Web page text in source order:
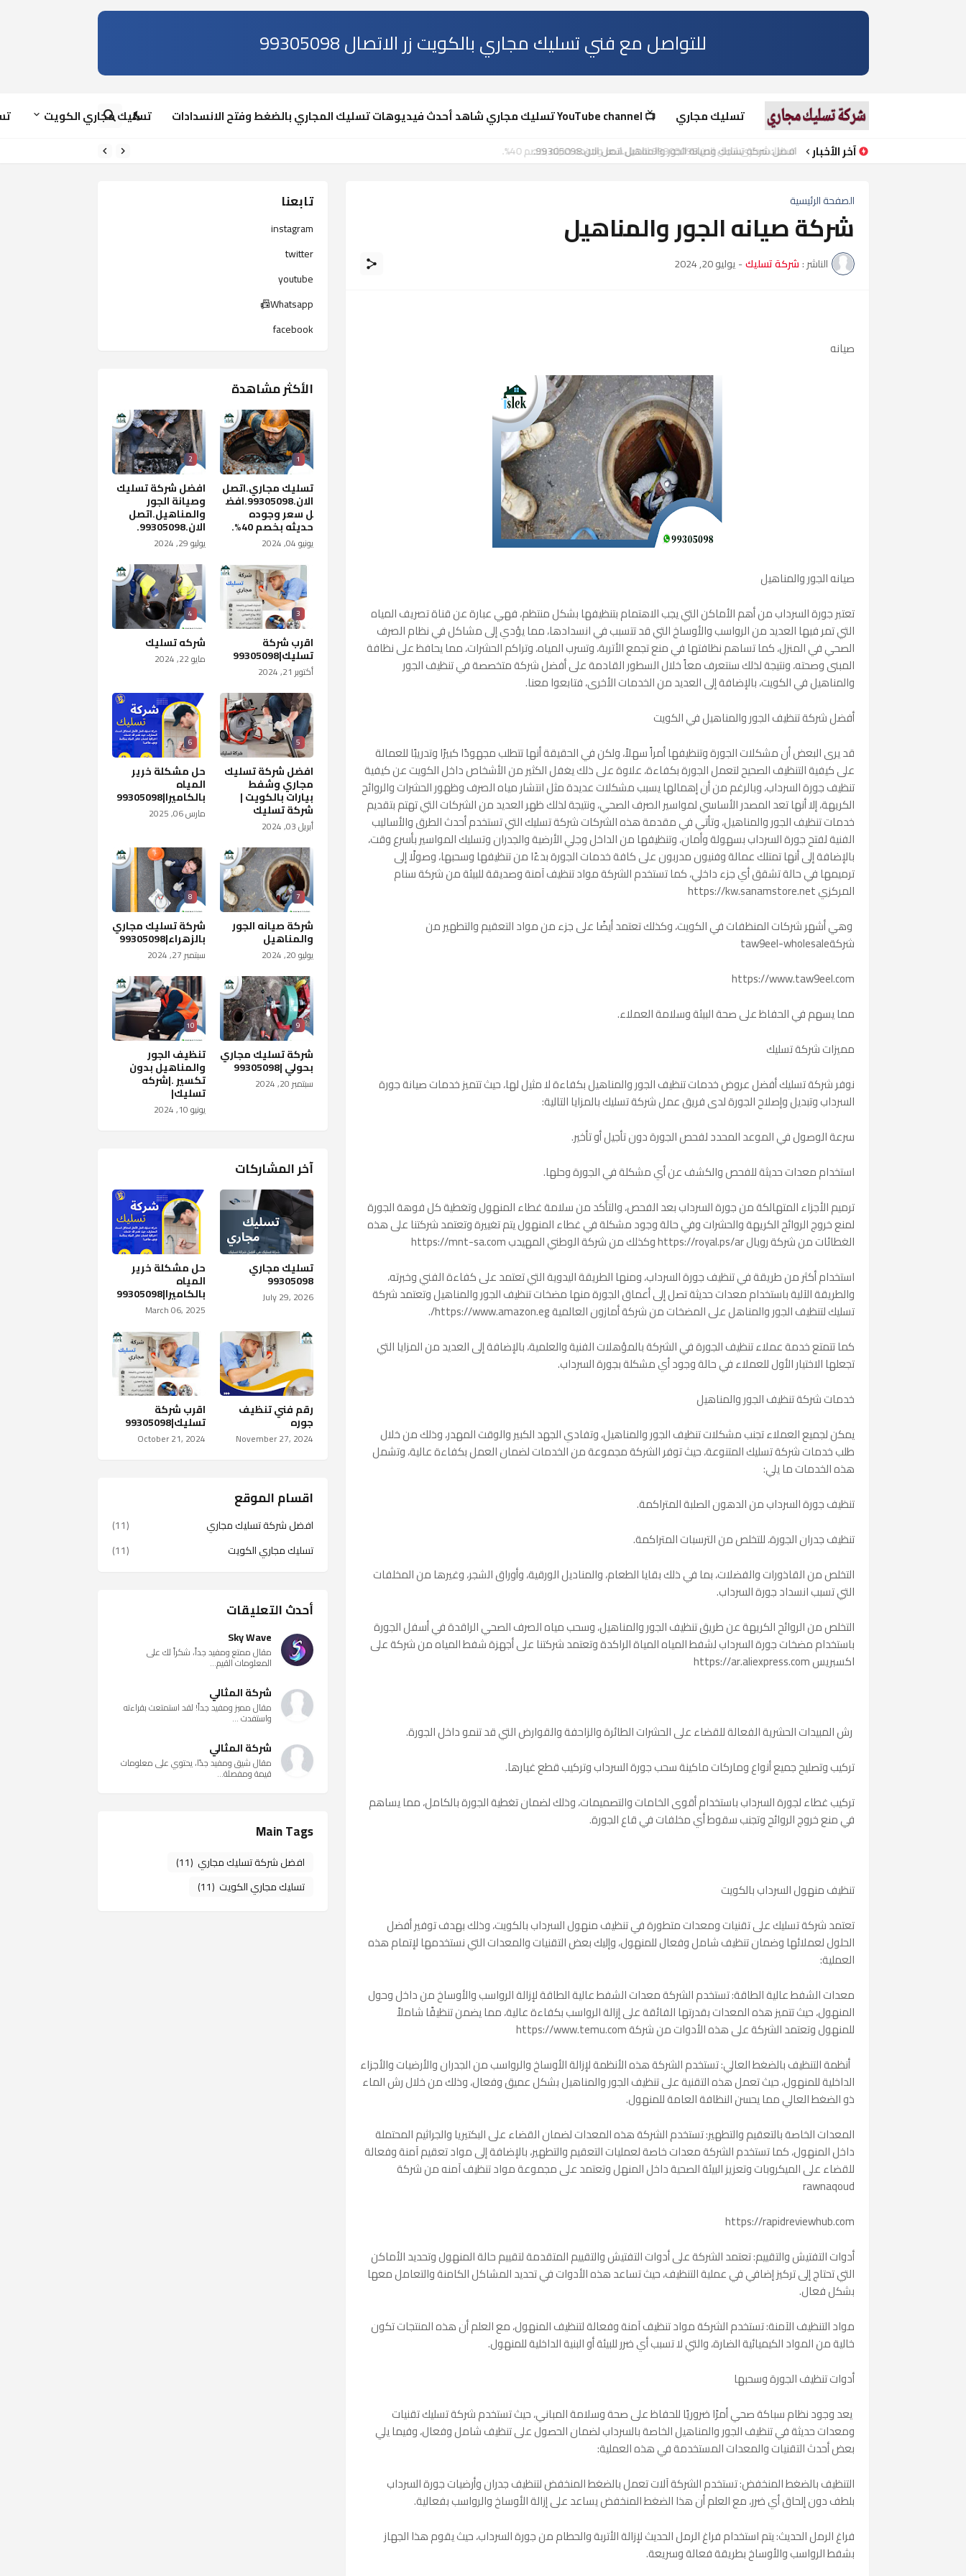
للتواصل مع فني تسليك مجاري بالكويت زر الاتصال 99305098
تسليك مجاري 📺 YouTube channel تسليك مجاري شاهد أحدث فيديوهات تسليك المجاري بالضغط وفتح الانسدادات تسليك مجاري الكويت
آخر الأخبار
افضل شركة تسليك وصيانة الجور والمناهيل.اتصل الان.99305098.
الصفحة الرئيسية
شركة صيانه الجور والمناهيل
الناشر : شركة تسليك- يوليو 20, 2024
صيانه
صيانه الجور والمناهيل
تعتبر جورة السرداب من أهم الأماكن التي يجب الاهتمام بتنظيفها بشكل منتظم، فهي عبارة عن قناة تصريف المياه
التي تمر فيها العديد من الرواسب والأوساخ التي قد تتسبب في انسدادها، مما يؤدي إلى مشاكل في نظام الصرف
الصحي في المنزل، كما تساهم نظافتها في منع تجمع الأتربة، وتسرب المياه، وتراكم الحشرات، مما يحافظ على نظافة
المبنى وصحته، ونتيجة لذلك سنتعرف معاً خلال السطور القادمة على أفضل شركة متخصصة في تنظيف الجور
والمناهيل في الكويت، بالإضافة إلى العديد من الخدمات الأخرى، فتابعوا معنا.
أفضل شركة تنظيف الجور والمناهيل في الكويت
قد يرى البعض أن مشكلات الجورة وتنظيفها أمراً سهلاً، ولكن في الحقيقة أنها تتطلب مجهودًا كبيرًا وتدريبًا للعمالة
على كيفية التنظيف الصحيح لتعمل الجورة بكفاءة، علاوة على ذلك يغفل الكثير من الأشخاص داخل الكويت عن كيفية
تنظيف جورة السرداب، وبالرغم من أن إهمالها يسبب مشكلات عديدة مثل انتشار مياه الصرف وظهور الحشرات والروائح
الكريهة، إلا أنها تعد المصدر الأساسي لمواسير الصرف الصحي، ونتيجة لذلك ظهر العديد من الشركات التي تهتم بتقديم
خدمات تنظيف الجور والمناهيل، وتأتي في مقدمة هذه الشركات شركة تسليك التي تستخدم أحدث الطرق والأساليب
الفنية لفتح جورة السرداب بسهولة وأمان، وتنظيفها من الداخل وجلي الأرضية والجدران وتسليك المواسير بأسرع وقت،
بالإضافة إلى أنها تمتلك عمالة وفنيون مدربون على كافة خدمات الجورة بدءًا من تنظيفها وسحبها، وصولًا إلى
ترميمها في حالة تشقق أي جزء داخلي، كما تستخدم الشركة مواد تنظيف آمنة وصديقة للبيئة من شركة سنام
المركزي https://kw.sanamstore.net
وهي أشهر شركات المنظفات في الكويت، وكذلك تعتمد أيضًا على جزء من مواد التعقيم والتطهير من
شركةtaw9eel-wholesale
https://www.taw9eel.com
مما يسهم في الحفاظ على صحة البيئة وسلامة العملاء.
مميزات شركة تسليك
نوفر شركة تسليك أفضل عروض خدمات تنظيف الجور والمناهيل بكفاءة لا مثيل لها، حيث تتميز خدمات صيانة جورة
السرداب وتبديل وإصلاح الجورة لدى فريق عمل شركة تسليك بالمزايا التالية:
سرعة الوصول في الموعد المحدد لفحص الجورة دون تأجيل أو تأخير.
استخدام معدات حديثة للفحص والكشف عن أي مشكلة في الجورة وحلها.
ترميم الأجزاء المتهالكة من جورة السرداب بعد الفحص، والتأكد من سلامة غطاء المنهول وتغطية كل فوهة الجورة
لمنع خروج الروائح الكريهة والحشرات وفي حالة وجود مشكلة في غطاء المنهول يتم تغييرة وتعتمد شركتنا على هذه
الغطائات من شركة رويال https://royal.ps/ar وكذلك من شركة الوطني المهيدب https://mnt-sa.com
استخدام أكثر من طريقة في تنظيف جورة السرداب، ومنها الطريقة اليدوية التي تعتمد على كفاءة الفني وخبرته،
والطريقة الآلية باستخدام معدات حديثة تصل إلى أعماق الجورة منها مضخات تنظيف الجور والمناهيل وتعتمد شركة
تسليك لتنظيف الجور والمناهل على المضخات من شركة أمازون العالمية https://www.amazon.eg/.
كما تتمتع خدمة عملاء تنظيف الجورة في الشركة بالمؤهلات الفنية والعلمية، بالإضافة إلى العديد من المزايا التي
تجعلها الاختيار الأول للعملاء في حالة وجود أي مشكلة بجورة السرداب.
خدمات شركة تنظيف الجور والمناهيل
يمكن لجميع العملاء تجنب مشكلات تنظيف الجور والمناهيل، وتفادي الجهد الكبير والوقت المهدر، وذلك من خلال
طلب خدمات شركة تسليك المتنوعة، حيث توفر الشركة مجموعة من الخدمات لضمان العمل بكفاءة عالية، وتشمل
هذه الخدمات ما يلي:
تنظيف جورة السرداب من الدهون الصلبة المتراكمة.
تنظيف جدران الجورة، للتخلص من الترسبات المتراكمة.
التخلص من القاذورات والفضلات، بما في ذلك بقايا الطعام، والمناديل الورقية، وأوراق الشجر، وغيرها من المخلفات
التي تسبب انسداد جورة السرداب.
التخلص من الروائح الكريهة عن طريق تنظيف الجور والمناهيل، وسحب مياه الصرف الصحي الراقدة في أسفل الجورة
باستخدام مضخات جورة السرداب لشفط المياه المياة الراكدة وتعتمد شركتنا على أجهزة شفط المياه من شركة على
اكسبريس https://ar.aliexpress.com
رش المبيدات الحشرية الفعالة للقضاء على الحشرات الطائرة والزاحفة والقوارض التي قد تنمو داخل الجورة.
تركيب وتصليح جميع أنواع وماركات ماكينة سحب جورة السرداب وتركيب قطع غيارها.
تركيب غطاء لجورة السرداب باستخدام أقوى الخامات والتصميمات، وذلك لضمان تغطية الجورة بالكامل، مما يساهم
في منع خروج الروائح وتجنب سقوط أي مخلفات في قاع الجورة.
تنظيف منهول السرداب بالكويت
تعتمد شركة تسليك على تقنيات ومعدات متطورة في تنظيف منهول السرداب بالكويت، وذلك بهدف توفير أفضل
الحلول لعملائها وضمان تنظيف شامل وفعال للمنهول، وإليك بعض التقنيات والمعدات التي نستخدمها لإتمام هذه
العملية:
معدات الشفط عالية الطاقة: تستخدم الشركة معدات الشفط عالية الطاقة لإزالة الرواسب والأوساخ من داخل وحول
المنهول، حيث تتميز هذه المعدات بقدرتها الفائقة على إزالة الرواسب بكفاءة عالية، مما يضمن تنظيفًا شاملاً
للمنهول وتعتمد الشركة على هذه الأدوات من شركة https://www.temu.com
أنظمة التنظيف بالضغط العالي: تستخدم الشركة هذه الأنظمة لإزالة الأوساخ والرواسب من الجدران والأرضيات والأجزاء
الداخلية للمنهول، حيث تعمل هذه التقنية على تنظيف الجور والمناهيل بشكل عميق وفعال، وذلك من خلال رش الماء
ذو الضغط العالي مما يحسن النظافة العامة للمنهول.
المعدات الخاصة بالتعقيم والتطهير: تستخدم الشركة هذه المعدات لضمان القضاء على البكتيريا والجراثيم المحتملة
داخل المنهول، كما تستخدم الشركة معدات خاصة لعمليات التعقيم والتطهير، بالإضافة إلى مواد تعقيم آمنة وفعالة
للقضاء على الميكروبات وتعزيز البيئة الصحية داخل المنهل وتعتمد على مجموعة مواد تنظيف آمنه من شركة
rawnaqoud
https://rapidreviewhub.com
أدوات التفتيش والتقييم: تعتمد الشركة على أدوات التفتيش والتقييم المتقدمة لتقييم حالة المنهول وتحديد الأماكن
التي تحتاج إلى تركيز إضافي في عملية التنظيف، حيث تساعد هذه الأدوات في تحديد المشاكل الكامنة والتعامل معها
بشكل فعال.
مواد التنظيف الآمنة: تستخدم الشركة مواد تنظيف آمنة وفعالة لتنظيف المنهول، مع العلم أن هذه المنتجات تكون
خالية من المواد الكيميائية الضارة، والتي لا تسبب أي ضرر للبيئة أو البنية الداخلية للمنهول.
أدوات تنظيف الجورة وسحبها
يعد وجود نظام سباكة صحي أمرًا ضروريًا للحفاظ على صحة وسلامة المباني، حيث تستخدم شركة تسليك تقنيات
ومعدات حديثة في تنظيف الجور والمناهيل الخاصة بالسرداب لضمان الحصول على تنظيف شامل وفعال، وفيما يلي
بعض أحدث التقنيات والمعدات المستخدمة في هذه العملية:
التنظيف بالضغط المنخفض: تستخدم الشركة آلات تعمل بالضغط المنخفض لتنظيف جدران وأرضيات جورة السرداب
بلطف دون إلحاق أي ضرر، مع العلم أن هذا الضغط المنخفض يساعد على إزالة الأوساخ والرواسب بفعالية.
فراغ الرمل الحديث: يتم استخدام فراغ الرمل الحديث لإزالة الأتربة والحطام من جورة السرداب، حيث يقوم هذا الجهاز
بشفط الرواسب والأوساخ بطريقة فعالة وسريعة.
تابعنا
instagram
twitter
youtube
Whatsapp📠
facebook
الأكثر مشاهدة
1
تسليك مجاري.اتصل
الان.99305098.افض
ل سعر وجوده
حديثه بخصم 40%.
يونيو 04, 2024
2
افضل شركة تسليك
وصيانة الجور
والمناهيل.اتصل
الان.99305098.
يوليو 29, 2024
3
اقرب شركة
تسليك|99305098
أكتوبر 21, 2024
4
شركه تسليك
مايو 22, 2024
5
افضل شركة تسليك
مجاري وشفط
بيارات بالكويت |
شركة تسليك
أبريل 03, 2024
6
حل مشكلة خرير
المياه
بالكاميرا|99305098
مارس 06, 2025
7
شركة صيانه الجور
والمناهيل
يوليو 20, 2024
8
شركة تسليك مجاري
بالزهراء|99305098
سبتمبر 27, 2024
9
شركة تسليك مجاري
بحولي |99305098
سبتمبر 20, 2024
10
تنظيف الجور
والمناهيل بدون
تكسير .|شركه
تسليك|
يونيو 10, 2024
آخر المشاركات
تسليك مجاري
99305098
July 29, 2026
حل مشكلة خرير
المياه
بالكاميرا|99305098
March 06, 2025
رقم فني تنظيف
جوره
November 27, 2024
اقرب شركة
تسليك|99305098
October 21, 2024
اقسام الموقع
افضل شركة تسليك مجاري
(11)
تسليك مجاري الكويت
(11)
أحدث التعليقات
Sky Wave
مقال ممتع ومفيد جداً، شكراً لك على
المعلومات القيم...
شركة المثالي
مقال مميز ومفيد جداً! لقد استمتعت بقراءته
واستفدت ...
شركة المثالي
مقال شيق ومفيد جدًا، يحتوي على معلومات
قيمة ومفصلة...
Main Tags
افضل شركة تسليك مجاري (11)
تسليك مجاري الكويت (11)